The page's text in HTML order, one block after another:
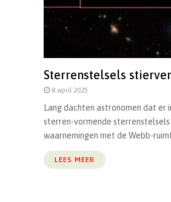
Sterrenstelsels
8 april 2025
Lang dachten astronomen dat
sterren-vormende
waarnemingen met de Webb-
LEES MEER